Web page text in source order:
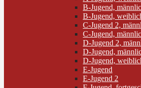
B-Jugend,
B-Jugend,
C-Jugend 2,
C-Jugend,
D-Jugend 2,
D-Jugend,
D-Jugend,
E-Jugend
E-Jugend 2